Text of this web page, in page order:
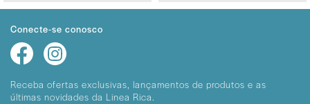
Conecte-se conosco
Receba ofertas exclusivas, lançamentos de produtos e as
últimas novidades da Linea Rica.